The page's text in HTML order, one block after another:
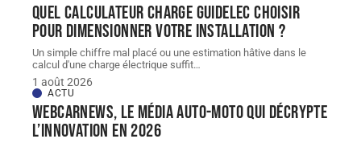
Quel Calculateur charge guidelec choisir
pour dimensionner votre installation ?
Un simple chiffre mal placé ou une estimation hâtive dans le
calcul d'une charge électrique suffit…
1 août 2026
ACTU
Webcarnews, le média auto-moto qui décrypte
l’innovation en 2026